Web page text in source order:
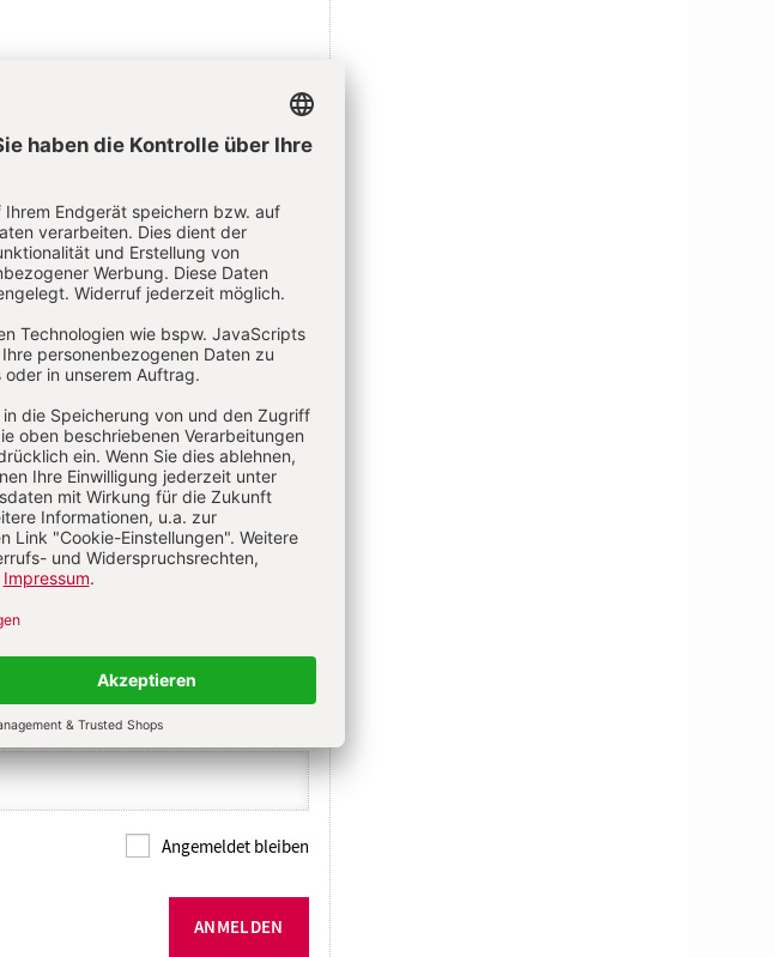
der Nacht
KOMMENTIEREN
GAST KOMMENTIEREN
Angemeldet bleiben
ANMELDEN